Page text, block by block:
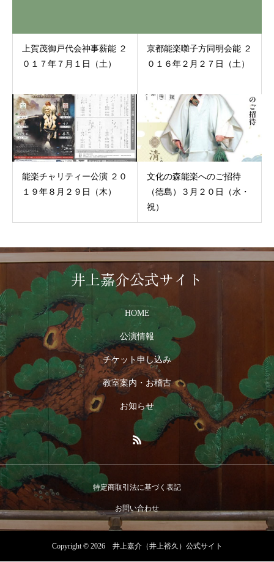
上賀茂御戸代会神事薪能 ２
０１７年７月１日（土）
京都能楽囃子方同明会能 ２
０１６年２月２７日（土）
能楽チャリティー公演 ２０
１９年８月２９日（木）
文化の森能楽へのご招待
（徳島）３月２０日（水・
祝）
井上嘉介公式サイト
HOME
公演情報
チケット申し込み
教室案内・お稽古
お知らせ
特定商取引法に基づく表記
お問い合わせ
Copyright © 2026 井上嘉介（井上裕久）公式サイト